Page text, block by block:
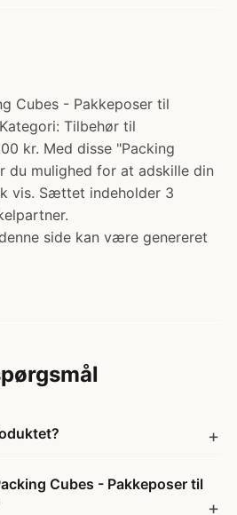
Cubes - Pakkeposer til
Tilbehør til
kr. Med disse "Packing
du mulighed for at adskille din
vis. Sættet indeholder 3
side kan være genereret
Cubes - Pakkeposer til